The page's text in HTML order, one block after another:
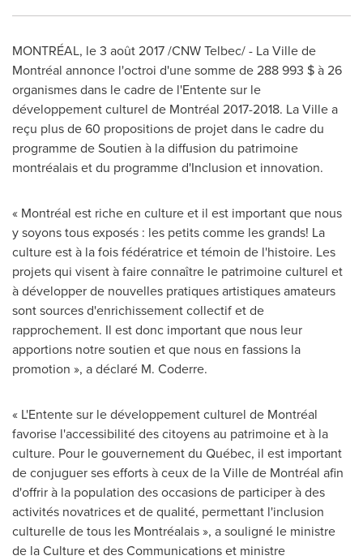
MONTRÉAL, le 3 août 2017 /CNW Telbec/ - La Ville de
Montréal annonce l'octroi d'une somme de 288 993 $ à 26
organismes dans le cadre de l'Entente sur le
développement culturel de Montréal 2017-2018. La Ville a
reçu plus de 60 propositions de projet dans le cadre du
programme de Soutien à la diffusion du patrimoine
montréalais et du programme d'Inclusion et innovation.
« Montréal est riche en culture et il est important que nous
y soyons tous exposés : les petits comme les grands! La
culture est à la fois fédératrice et témoin de l'histoire. Les
projets qui visent à faire connaître le patrimoine culturel et
à développer de nouvelles pratiques artistiques amateurs
sont sources d'enrichissement collectif et de
rapprochement. Il est donc important que nous leur
apportions notre soutien et que nous en fassions la
promotion », a déclaré M. Coderre.
« L'Entente sur le développement culturel de Montréal
favorise l'accessibilité des citoyens au patrimoine et à la
culture. Pour le gouvernement du Québec, il est important
de conjuguer ses efforts à ceux de la Ville de Montréal afin
d'offrir à la population des occasions de participer à des
activités novatrices et de qualité, permettant l'inclusion
culturelle de tous les Montréalais », a souligné le ministre
de la Culture et des Communications et ministre